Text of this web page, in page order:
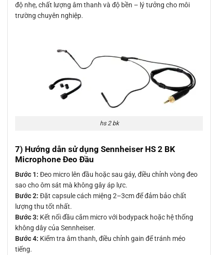
độ nhẹ, chất lượng âm thanh và độ bền – lý tưởng cho môi
trường chuyên nghiệp.
hs 2 bk
7) Hướng dẫn sử dụng Sennheiser HS 2 BK
Microphone Đeo Đầu
Bước 1: Đeo micro lên đầu hoặc sau gáy, điều chỉnh vòng đeo
sao cho ôm sát mà không gây áp lực.
Bước 2: Đặt capsule cách miệng 2–3cm để đảm bảo chất
lượng thu tốt nhất.
Bước 3: Kết nối đầu cắm micro với bodypack hoặc hệ thống
không dây của Sennheiser.
Bước 4: Kiểm tra âm thanh, điều chỉnh gain để tránh méo
tiếng.